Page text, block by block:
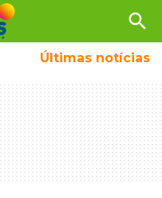
search
Últimas notícias